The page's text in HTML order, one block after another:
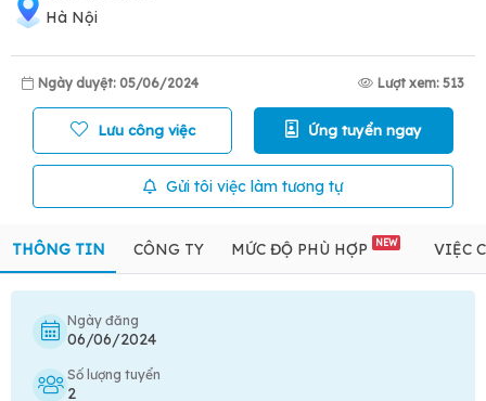
Hà Nội
Ngày duyệt: 05/06/2024 Lượt xem: 513
Lưu công việc Ứng tuyển ngay
Gửi tôi việc làm tương tự
THÔNG TIN CÔNG TY MỨC ĐỘ PHÙ HỢP NEW VIỆC
Ngày đăng
06/06/2024
Số lượng tuyển
2